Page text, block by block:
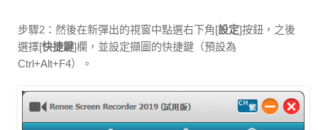
步驟2：然後在新彈出的視窗中點選右下角[設定]按鈕，之後
選擇[快捷鍵]欄，並設定擷圖的快捷鍵（預設為
Ctrl+Alt+F4）。